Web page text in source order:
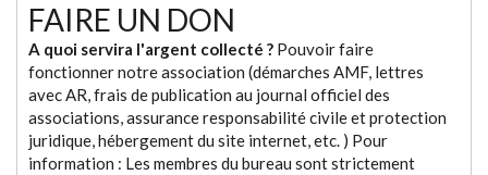
FAIRE UN DON
A quoi servira l'argent collecté ? Pouvoir faire
fonctionner notre association (démarches AMF, lettres
avec AR, frais de publication au journal officiel des
associations, assurance responsabilité civile et protection
juridique, hébergement du site internet, etc. ) Pour
information : Les membres du bureau sont strictement